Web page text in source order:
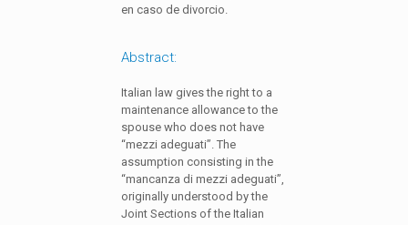
en caso de divorcio.
Abstract:
Italian law gives the right to a
maintenance allowance to the
spouse who does not have
“mezzi adeguati”. The
assumption consisting in the
“mancanza di mezzi adeguati”,
originally understood by the
Joint Sections of the Italian